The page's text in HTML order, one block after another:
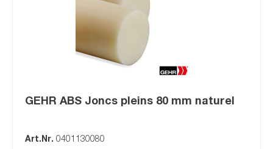
GEHR ABS Joncs pleins 80 mm naturel
Art.Nr. 0401130080